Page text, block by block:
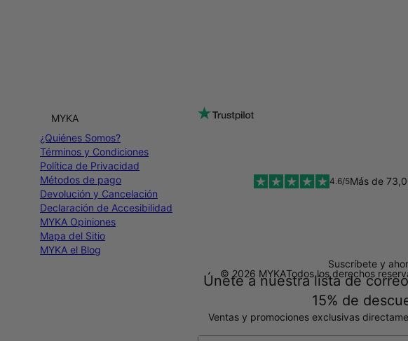
Suscríbete y
Únete a nuestra lista de
15% de
Ventas y promociones exclusivas
MYKA
¿Quiénes Somos?
Términos y Condiciones
Política de Privacidad
Métodos de pago
Devolución y Cancelación
Declaración de Accesibilidad
MYKA Opiniones
Mapa del Sitio
MYKA el Blog
4.6/5Más de
© 2026 MYKATodos los derechos